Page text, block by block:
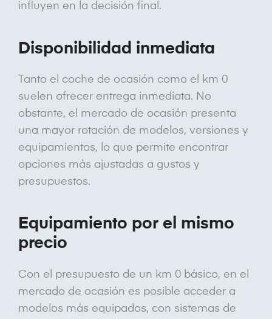
influyen en la decisión final.
Disponibilidad inmediata
Tanto el coche de ocasión como el km 0
suelen ofrecer entrega inmediata. No
obstante, el mercado de ocasión presenta
una mayor rotación de modelos, versiones y
equipamientos, lo que permite encontrar
opciones más ajustadas a gustos y
presupuestos.
Equipamiento por el mismo
precio
Con el presupuesto de un km 0 básico, en el
mercado de ocasión es posible acceder a
modelos más equipados, con sistemas de